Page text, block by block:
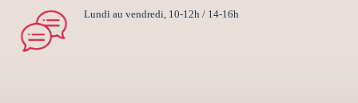
Lundi au vendredi, 10-12h / 14-16h